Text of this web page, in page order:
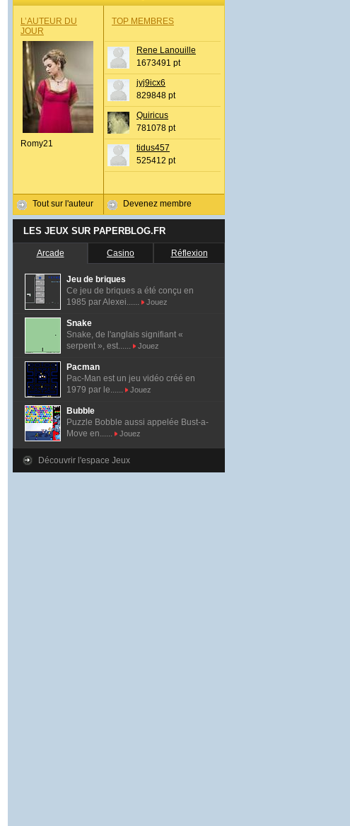
L’AUTEUR DU
JOUR
Romy21
Tout sur l'auteur
TOP MEMBRES
Rene Lanouille
1673491 pt
jyj9icx6
829848 pt
Quiricus
781078 pt
tidus457
525412 pt
Devenez membre
LES JEUX SUR PAPERBLOG.FR
Arcade Casino Réflexion
Jeu de briques
Ce jeu de briques a été conçu en
1985 par Alexei......
Jouez
Snake
Snake, de l'anglais signifiant «
serpent », est......
Jouez
Pacman
Pac-Man est un jeu vidéo créé en
1979 par le......
Jouez
Bubble
Puzzle Bobble aussi appelée Bust-a-
Move en......
Jouez
Découvrir l'espace Jeux